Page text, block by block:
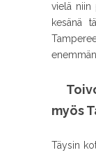
vielä niin
kesänä
myös
Täysin